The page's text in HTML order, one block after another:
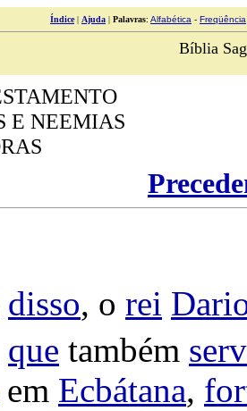
Índice| Ajuda | Palavras: Alfabética - Freqüência
Bíblia
E NEEMIAS
disso, o rei
que também
em Ecbátana,